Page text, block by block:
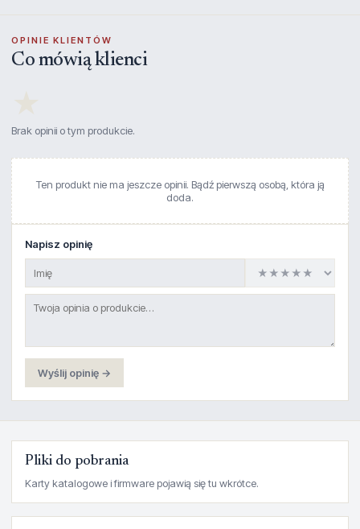
OPINIE KLIENTÓW
Co mówią klienci
Brak opinii o tym produkcie.
Ten produkt nie ma jeszcze opinii. Bądź pierwszą osobą, która ją
doda.
Napisz opinię
Wyślij opinię →
Pliki do pobrania
Karty katalogowe i firmware pojawią się tu wkrótce.